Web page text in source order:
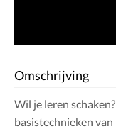
Omschrijving
Wil je leren
basistechnieken